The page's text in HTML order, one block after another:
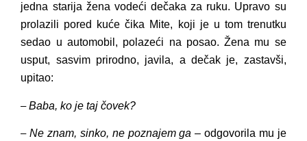
jedna starija žena vodeći dečaka za ruku. Upravo su
prolazili pored kuće čika Mite, koji je u tom trenutku
sedao u automobil, polazeći na posao. Žena mu se
usput, sasvim prirodno, javila, a dečak je, zastavši,
upitao:
–Baba, ko je taj čovek?
–Ne znam, sinko, ne poznajem ga – odgovorila mu je